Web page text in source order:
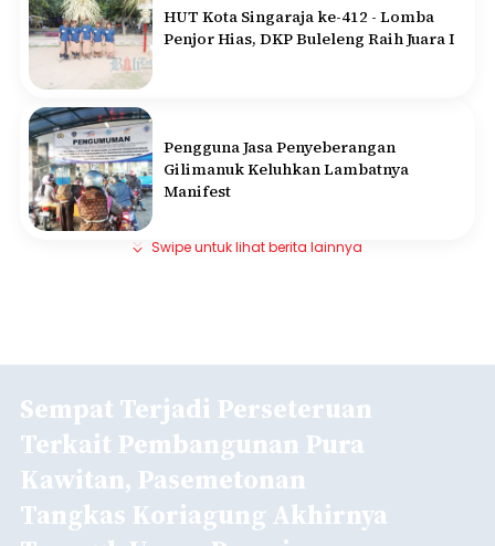
HUT Kota Singaraja ke-412 - Lomba
Penjor Hias, DKP Buleleng Raih Juara I
Pengguna Jasa Penyeberangan
Gilimanuk Keluhkan Lambatnya
Manifest
Swipe untuk lihat berita lainnya
Sempat Terjadi Perseteruan
Terkait Pembangunan Pura
Kawitan, Pasemetonan
Tangkas Koriagung Akhirnya